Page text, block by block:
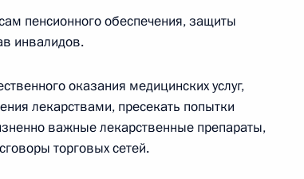
Ново-Огарёво
Тыва Шолбаном Кара-
пенсионного обеспечения, защиты
инвалидов.
оказания медицинских услуг,
лекарствами, пресекать попытки
важные лекарственные препараты,
торговых сетей.